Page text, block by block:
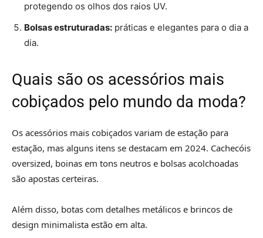
protegendo os olhos dos raios UV.
Bolsas estruturadas: práticas e elegantes para o dia a
dia.
Quais são os acessórios mais
cobiçados pelo mundo da moda?
Os acessórios mais cobiçados variam de estação para
estação, mas alguns itens se destacam em 2024. Cachecóis
oversized, boinas em tons neutros e bolsas acolchoadas
são apostas certeiras.
Além disso, botas com detalhes metálicos e brincos de
design minimalista estão em alta.